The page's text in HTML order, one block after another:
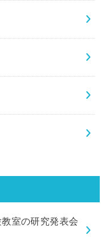
室の研究発表会